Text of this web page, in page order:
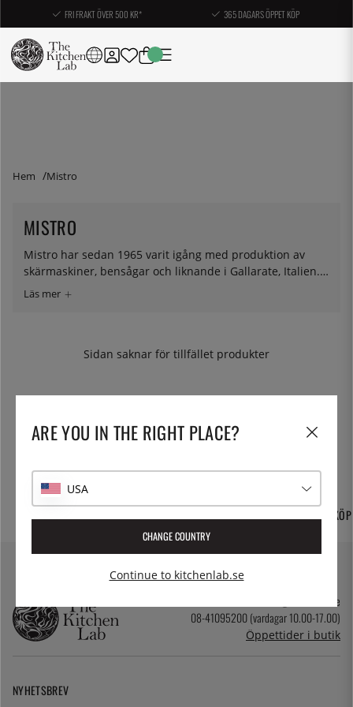
FRI FRAKT ÖVER 500 KR* 365 DAGARS ÖPPET KÖP
Hem Mistro
MISTRO
Mistro har sedan 1965 varit igång med produktion av
skärmaskiner, bensågar och liknande i Gallarate, Italien.
På senare tid har efterfrågan ökat för skärmaskiner
trots namnet.Sidan saknar för tillfället produkter
FRI FRAKT OCH
HEMLEVERANS
365 DAGARS ÖPPET KÖP
kundservice@kitchenlab.se
08-41095200 (vardagar 10.00-17.00)
Öppettider i butik
NYHETSBREV
ARE YOU IN THE RIGHT PLACE?
USA
CHANGE COUNTRY
Continue to kitchenlab.se